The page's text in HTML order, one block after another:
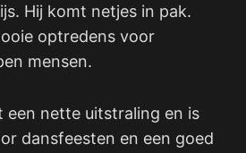
Hij komt netjes in pak.
optredens voor
mensen.
een nette uitstraling en is
dansfeesten en een goed